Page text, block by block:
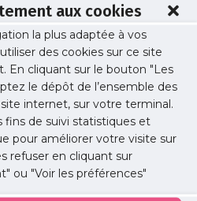
aux cookies
la plus adaptée à vos
des cookies sur ce site
En cliquant sur le bouton "Les
le dépôt de l’ensemble des
internet, sur votre terminal.
fins de suivi statistiques et
pour améliorer votre visite sur
refuser en cliquant sur
ou "Voir les préférences"